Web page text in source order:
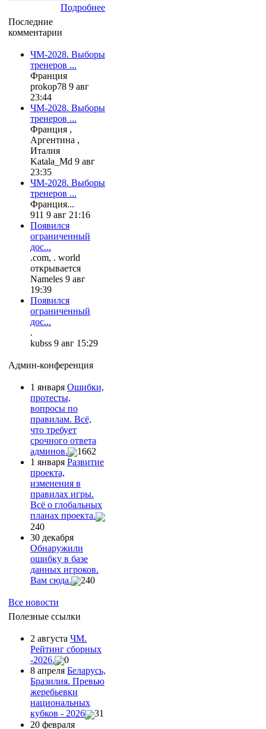
Подробнее
Последние
комментарии
ЧМ-2028. Выборы
тренеров ...
Франция
prokop78 9 авг
23:44
ЧМ-2028. Выборы
тренеров ...
Франция ,
Аргентина ,
Италия
Katala_Md 9 авг
23:35
ЧМ-2028. Выборы
тренеров ...
Франция...
911 9 авг 21:16
Появился
ограниченный
дос...
.com, . world
открывается
Nameles 9 авг
19:39
Появился
ограниченный
дос...
.
kubss 9 авг 15:29
Админ-конференция
1 января Ошибки,
протесты,
вопросы по
правилам. Всё,
что требует
срочного ответа
админов.
1662
1 января Развитие
проекта,
изменения в
правилах игры.
Всё о глобальных
планах проекта.
240
30 декабря
Обнаружили
ошибку в базе
данных игроков.
Вам сюда.
240
Все новости
Полезные ссылки
2 августа ЧМ.
Рейтинг сборных
-2026.
0
8 апреля Беларусь,
Бразилия. Превью
жеребьевки
национальных
кубков - 2026
31
20 февраля